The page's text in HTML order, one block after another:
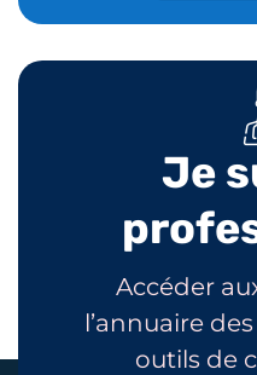
Je
Accéder
l’annuaire
outils de